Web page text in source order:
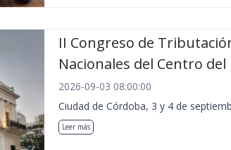
II Congreso de
Nacionales del Centro del
2026-09-03 08:00:00
Ciudad de Córdoba, 3 y 4 de
Leer más